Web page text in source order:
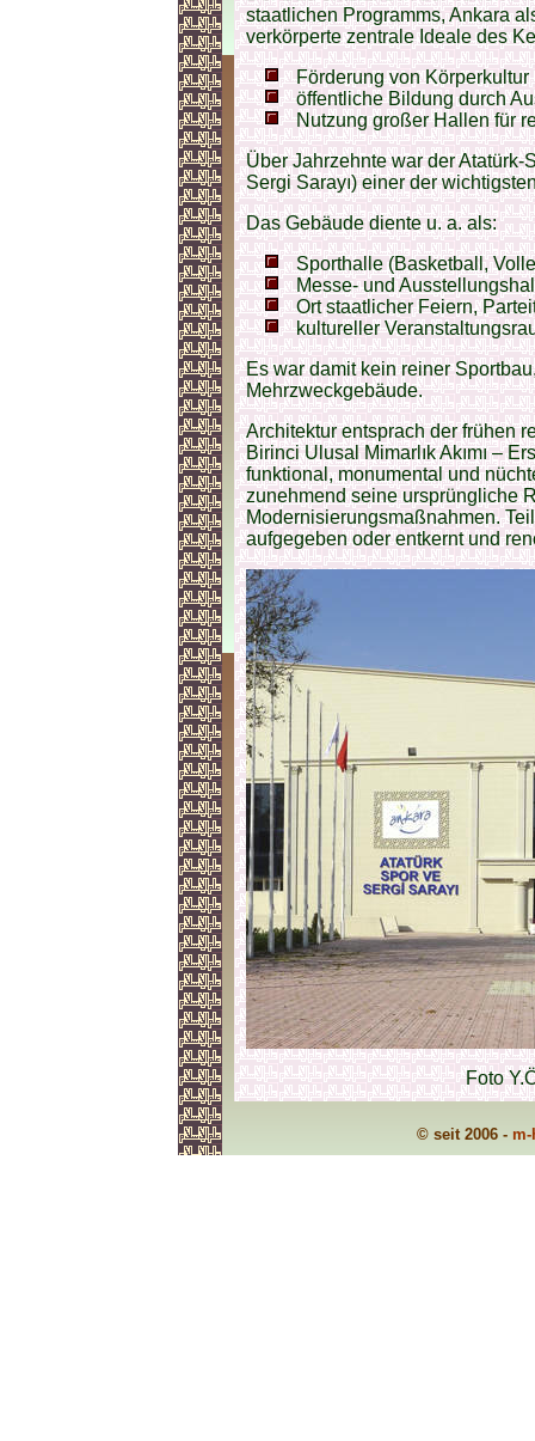
staatlichen Programms, Ankara
verkörperte zentrale Ideale des
Förderung von Körperkultur
öffentliche Bildung durch
Nutzung großer Hallen für
Über Jahrzehnte war der
Sergi Sarayı) einer der
Das Gebäude diente u. a. als:
Sporthalle (Basketball,
Messe- und
Ort staatlicher Feiern,
kultureller
Es war damit kein reiner
Mehrzweckgebäude.
Architektur entsprach der frühen
Birinci Ulusal Mimarlık Akımı –
funktional, monumental und
zunehmend seine ursprüngliche
Modernisierungsmaßnahmen.
aufgegeben oder entkernt und
Foto
© seit 2006 -